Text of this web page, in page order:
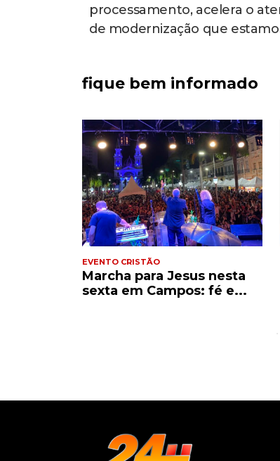
processamento, acelera o
de modernização que
fique bem informado
EVENTO CRISTÃO
Marcha para Jesus nesta
sexta em Campos: fé e...